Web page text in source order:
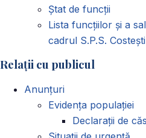
Ștat de funcții
Lista funcțiilor și a
cadrul S.P.S. Costești
Relații cu publicul
Anunțuri
Evidența populației
Declarații de